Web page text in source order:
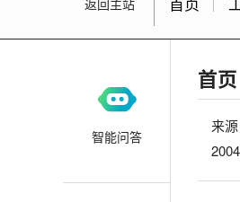
返回主站
首页
来源
智能问答